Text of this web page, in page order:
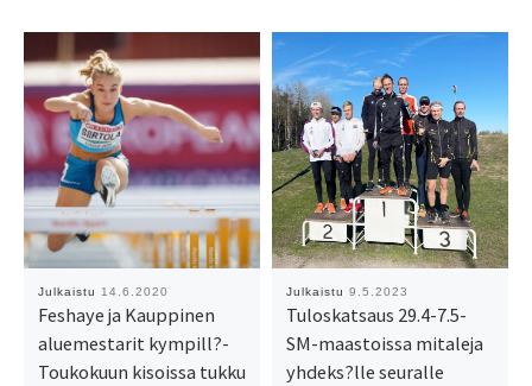
Julkaistu 14.6.2020
Feshaye ja Kauppinen
aluemestarit kympill?-
Toukokuun kisoissa tukku
Julkaistu 9.5.2023
Tuloskatsaus 29.4-7.5-
SM-maastoissa mitaleja
yhdeks?lle seuralle